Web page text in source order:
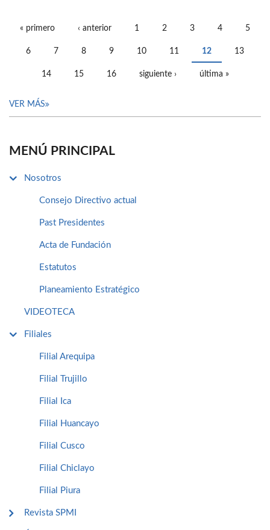
« primero ‹ anterior 1 2 3 4 5
6 7 8 9 10 11 12 13
14 15 16 siguiente › última »
VER MÁS
MENÚ PRINCIPAL
Nosotros
Consejo Directivo actual
Past Presidentes
Acta de Fundación
Estatutos
Planeamiento Estratégico
VIDEOTECA
Filiales
Filial Arequipa
Filial Trujillo
Filial Ica
Filial Huancayo
Filial Cusco
Filial Chiclayo
Filial Piura
Revista SPMI